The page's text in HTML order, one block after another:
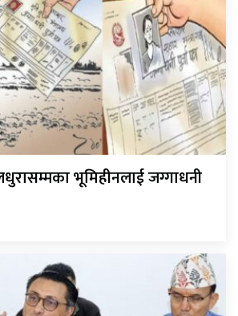
भूमिहीनलाई जग्गाधनी